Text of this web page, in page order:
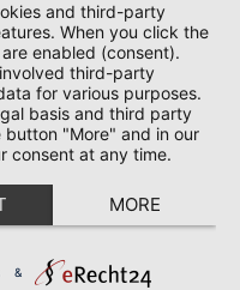
and third-party
When you click the
enabled (consent).
third-party
for various purposes.
basis and third party
"More" and in our
consent at any time.
MORE
&